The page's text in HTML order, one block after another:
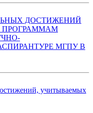
ДОСТИЖЕНИЙ
ПРОГРАММАМ
МГПУ В
учитываемых